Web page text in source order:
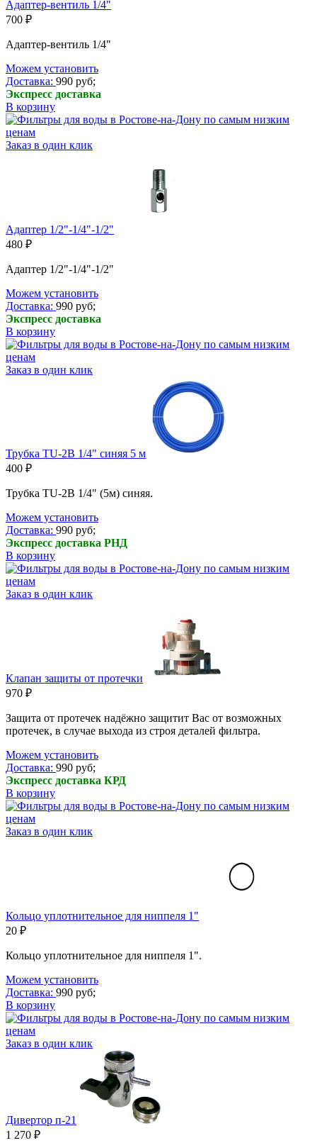
Адаптер-вентиль 1/4"
700 ₽
Адаптер-вентиль 1/4"
Можем установить
Доставка: 990 руб;
Экспресс доставка
В корзину
Заказ в один клик
Адаптер 1/2"-1/4"-1/2"
480 ₽
Адаптер 1/2"-1/4"-1/2"
Можем установить
Доставка: 990 руб;
Экспресс доставка
В корзину
Заказ в один клик
Трубка TU-2B 1/4" синяя 5 м
400 ₽
Трубка TU-2B 1/4" (5м) синяя.
Можем установить
Доставка: 990 руб;
Экспресс доставка РНД
В корзину
Заказ в один клик
Клапан защиты от протечки
970 ₽
Защита от протечек надёжно защитит Вас от возможных
протечек, в случае выхода из строя деталей фильтра.
Можем установить
Доставка: 990 руб;
Экспресс доставка КРД
В корзину
Заказ в один клик
Кольцо уплотнительное для ниппеля 1"
20 ₽
Кольцо уплотнительное для ниппеля 1".
Можем установить
Доставка: 990 руб;
В корзину
Заказ в один клик
Дивертор п-21
1 270 ₽